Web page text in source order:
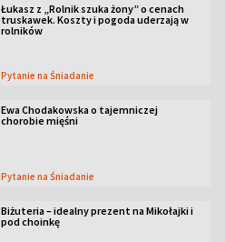
Łukasz z „Rolnik szuka żony” o cenach
truskawek. Koszty i pogoda uderzają w
rolników
Pytanie na Śniadanie
Ewa Chodakowska o tajemniczej
chorobie mięśni
Pytanie na Śniadanie
Biżuteria – idealny prezent na Mikołajki i
pod choinkę